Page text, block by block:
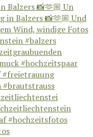
Balzers 📸🫶🏼 Un